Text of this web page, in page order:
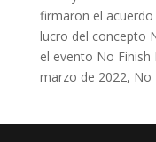
firmaron el
lucro del concepto
el evento No Finish
marzo de 2022, No